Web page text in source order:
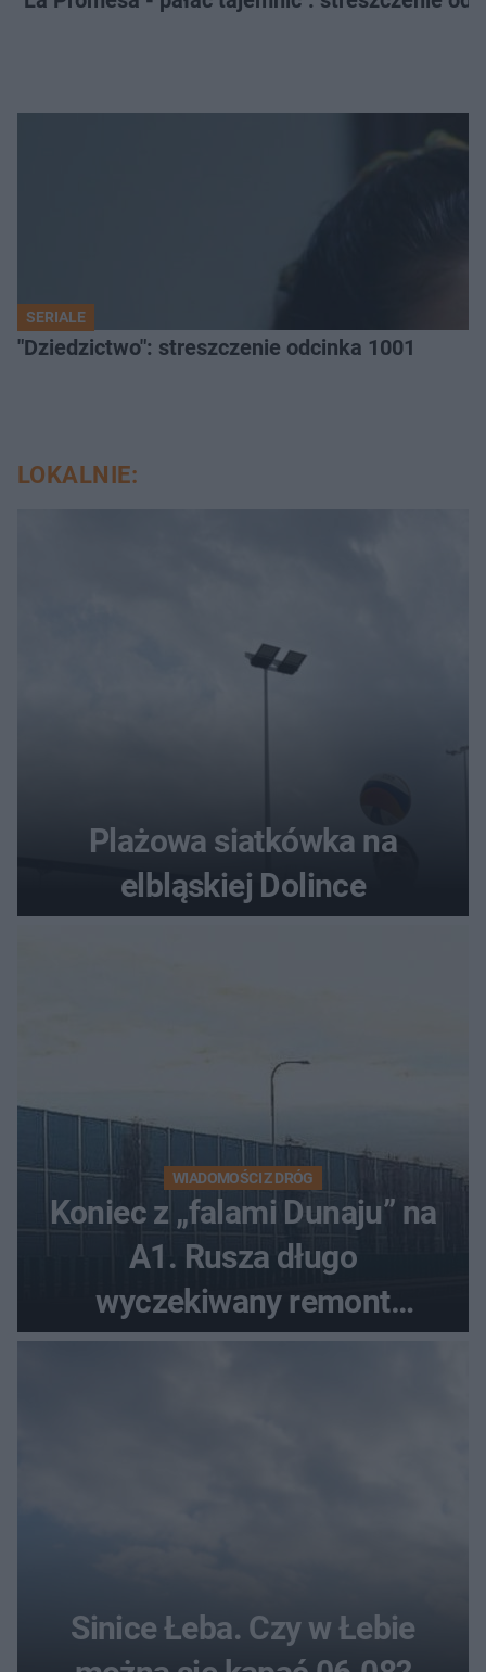
SERIALE
"Dziedzictwo": streszczenie odcinka 1001
LOKALNIE:
Plażowa siatkówka na
elbląskiej Dolince
WIADOMOŚCI Z DRÓG
Koniec z „falami Dunaju” na
A1. Rusza długo
wyczekiwany remont
autostrady
Sinice Łeba. Czy w Łebie